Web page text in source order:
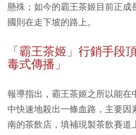
懸殊；如今的霸王茶姬目前正成
國則在走下坡的路上。
「霸王茶姬」行銷手段
毒式傳播」
報導指出，霸王茶姬之所以能在
中快速地殺出一條血路，主要因
南的茶飲店，填補現製茶飲賽道